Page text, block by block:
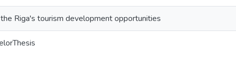
Riga's tourism development opportunities